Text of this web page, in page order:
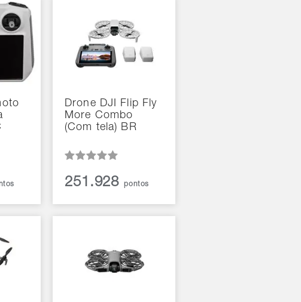
Drone DJI Flip Fly
More Combo
(Com tela) BR
251.928 pontos